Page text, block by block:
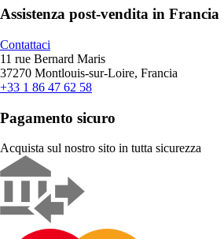
Assistenza post-vendita in Francia
Contattaci
11 rue Bernard Maris
37270 Montlouis-sur-Loire, Francia
+33 1 86 47 62 58
Pagamento sicuro
Acquista sul nostro sito in tutta sicurezza